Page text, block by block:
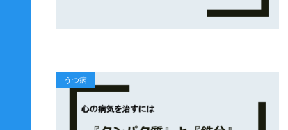
うつ病